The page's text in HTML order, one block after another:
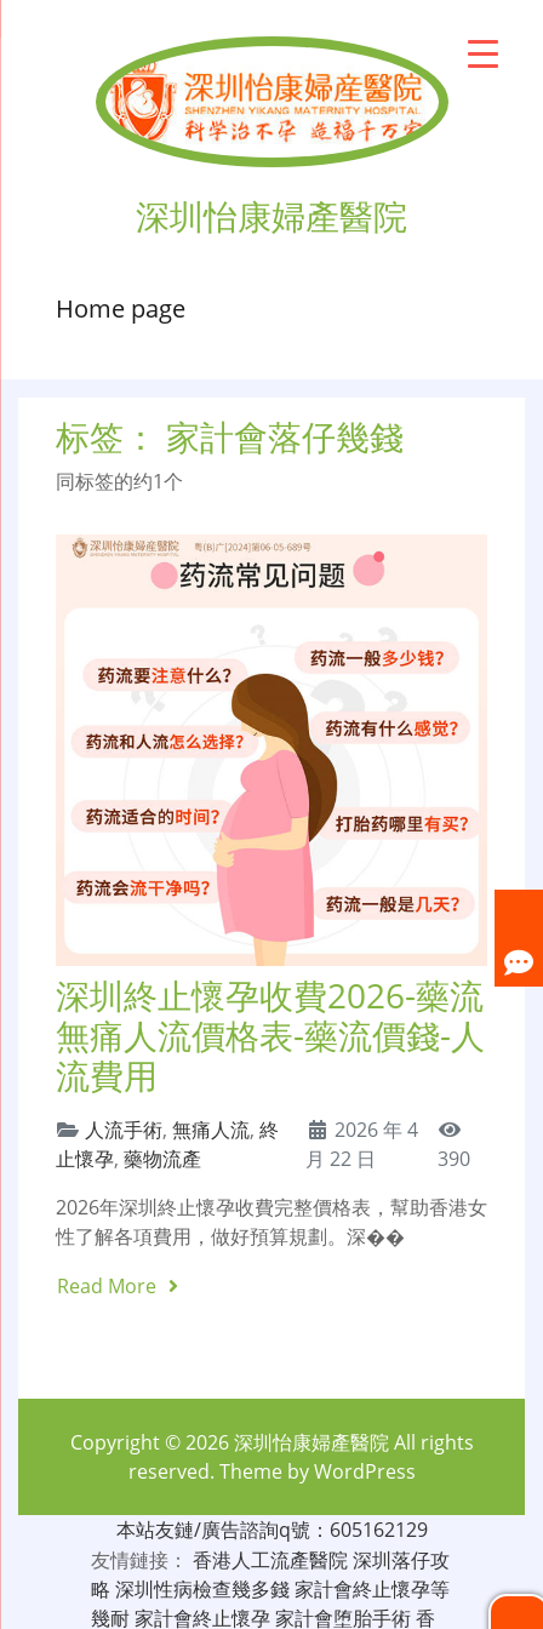
深圳怡康婦產醫院
Home page
标签： 家計會落仔幾錢
同标签的约1个
深圳終止懷孕收費2026-藥流
無痛人流價格表-藥流價錢-人
流費用
人流手術, 無痛人流, 終
止懷孕, 藥物流產
2026 年 4
月 22 日
390
2026年深圳終止懷孕收費完整價格表，幫助香港女
性了解各項費用，做好預算規劃。深��
Read More
Copyright © 2026深圳怡康婦產醫院All rights
reserved. Theme byWordPress
本站友鏈/廣告諮詢q號：605162129
友情鏈接： 香港人工流產醫院深圳落仔攻
略 深圳性病檢查幾多錢家計會終止懷孕等
幾耐家計會終止懷孕家計會堕胎手術香